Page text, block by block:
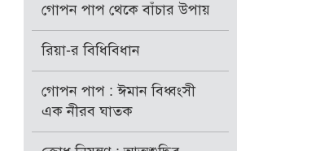
গোপন পাপ থেকে বাঁচার উপায়
রিয়া-র বিধিবিধান
গোপন পাপ : ঈমান বিধ্বংসী
এক নীরব ঘাতক